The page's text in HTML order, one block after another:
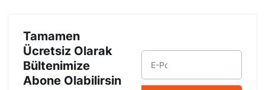
Tamamen
Ücretsiz Olarak
Bültenimize
Abone Olabilirsin